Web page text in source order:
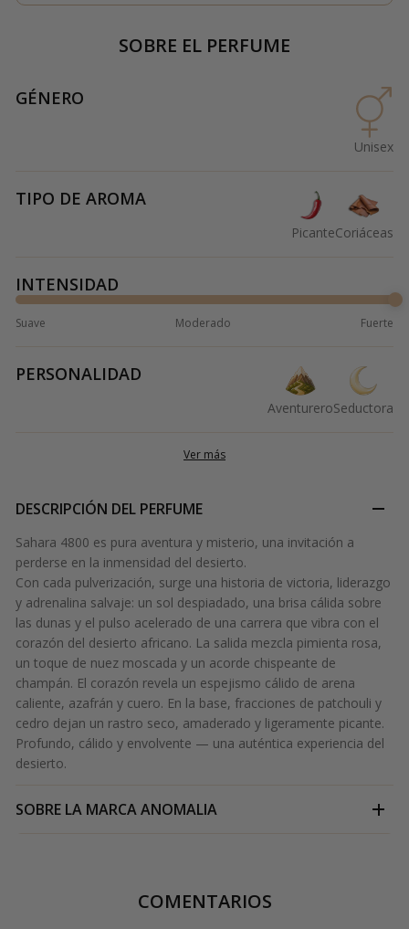
SOBRE EL PERFUME
GÉNERO
Unisex
TIPO DE AROMA
PicanteCoriáceas
INTENSIDAD
Suave Moderado Fuerte
PERSONALIDAD
AventureroSeductora
Ver más
DESCRIPCIÓN DEL PERFUME
Sahara 4800 es pura aventura y misterio, una invitación a
perderse en la inmensidad del desierto.
Con cada pulverización, surge una historia de victoria, liderazgo
y adrenalina salvaje: un sol despiadado, una brisa cálida sobre
las dunas y el pulso acelerado de una carrera que vibra con el
corazón del desierto africano. La salida mezcla pimienta rosa,
un toque de nuez moscada y un acorde chispeante de
champán. El corazón revela un espejismo cálido de arena
caliente, azafrán y cuero. En la base, fracciones de patchouli y
cedro dejan un rastro seco, amaderado y ligeramente picante.
Profundo, cálido y envolvente — una auténtica experiencia del
desierto.
SOBRE LA MARCAANOMALIA
COMENTARIOS